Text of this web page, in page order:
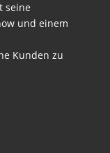
seine
und einem
Kunden zu